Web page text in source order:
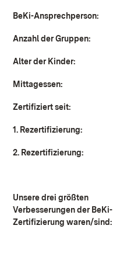
BeKi-Ansprechperson:
Anzahl der Gruppen:
Alter der Kinder:
Mittagessen:
Zertifiziert seit:
1. Rezertifizierung:
2. Rezertifizierung:
Unsere drei größten
Verbesserungen der BeKi-
Zertifizierung waren/sind: